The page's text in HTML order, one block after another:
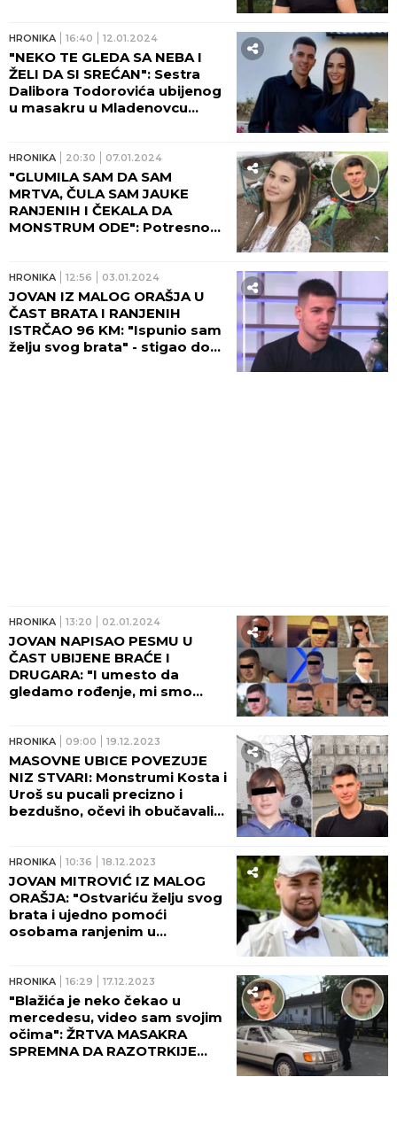
HRONIKA 16:40 12.01.2024
"NEKO TE GLEDA SA NEBA I
ŽELI DA SI SREĆAN": Sestra
Dalibora Todorovića ubijenog
u masakru u Mladenovcu
HRONIKA 20:30 07.01.2024
"GLUMILA SAM DA SAM
MRTVA, ČULA SAM JAUKE
RANJENIH I ČEKALA DA
MONSTRUM ODE": Potresno
HRONIKA 12:56 03.01.2024
JOVAN IZ MALOG ORAŠJA U
ČAST BRATA I RANJENIH
ISTRČAO 96 KM: "Ispunio sam
želju svog brata" - stigao do
HRONIKA 13:20 02.01.2024
JOVAN NAPISAO PESMU U
ČAST UBIJENE BRAĆE I
DRUGARA: "I umesto da
gledamo rođenje, mi smo
HRONIKA 09:00 19.12.2023
MASOVNE UBICE POVEZUJE
NIZ STVARI: Monstrumi Kosta i
Uroš su pucali precizno i
bezdušno, očevi ih obučavali...
HRONIKA 10:36 18.12.2023
JOVAN MITROVIĆ IZ MALOG
ORAŠJA: "Ostvariću želju svog
brata i ujedno pomoći
osobama ranjenim u
HRONIKA 16:29 17.12.2023
"Blažića je neko čekao u
mercedesu, video sam svojim
očima": ŽRTVA MASAKRA
SPREMNA DA RAZOTRKIJE